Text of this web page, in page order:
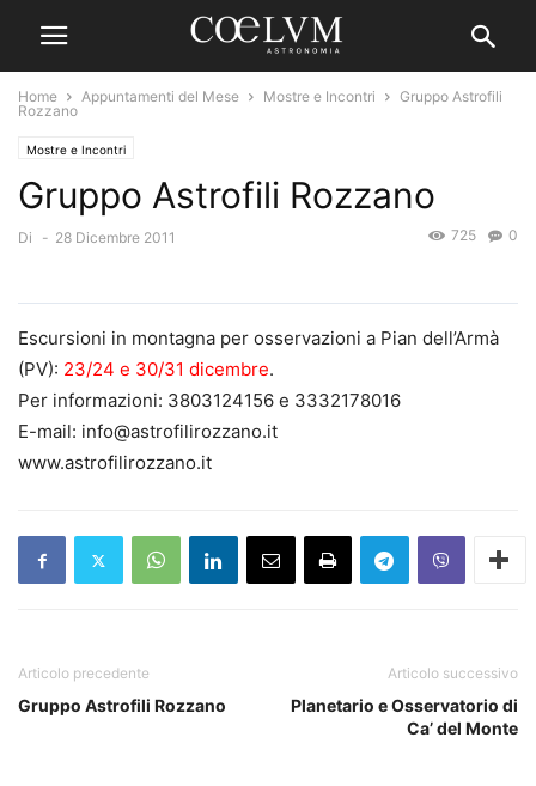
Home Appuntamenti del Mese Mostre e Incontri
Gruppo Astrofili
Rozzano
Mostre e Incontri
Gruppo Astrofili Rozzano
Di - 28 Dicembre 2011 0
725
Escursioni in montagna per osservazioni a Pian dell’Armà
(PV): 23/24 e 30/31 dicembre.
Per informazioni: 3803124156 e 3332178016
E-mail: info@astrofilirozzano.it
www.astrofilirozzano.it
Articolo precedente
Gruppo Astrofili Rozzano
Articolo successivo
Planetario e Osservatorio di
Ca’ del Monte